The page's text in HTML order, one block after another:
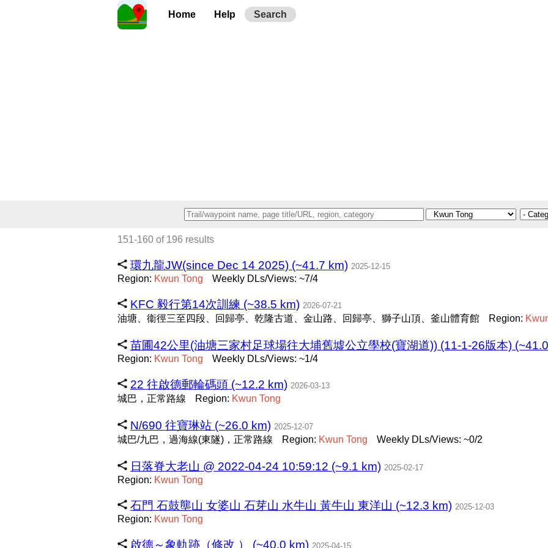
Home Help Search
151-160 of 196 results
環九龍JW(since Dec 14 2025) (~41.7 km) 2025-12-15
Region: Kwun Tong Weekly DLs/Views: ~7/4
KFC 毅行第14次訓練 (~38.5 km) 2026-07-21
油塘、衞徑三至四段、回歸亭、乾隆古道、金山路、回歸亭、獅子山頂、釜山體育館 Region:
苗圃42公里(油塘三家村足球場往大埔舊墟公立學校(寶湖道)) (11-1-26版本)
Region: Kwun Tong Weekly DLs/Views: ~1/4
22 往啟德郵輪碼頭 (~12.2 km) 2026-03-13
城巴，正常路線 Region: Kwun Tong
N/690 往寶琳站 (~26.0 km) 2025-12-07
城巴/九巴，過海線(東隧)，正常路線 Region: Kwun Tong Weekly DLs/Views: ~0/2
日落脊大老山 @ 2022-04-24 10:59:12 (~9.1 km) 2025-02-17
Region: Kwun Tong
石門 石鼓壟山 女婆山 石芽山 水牛山 黃牛山 東洋山 (~12.3 km) 2025-12-03
Region: Kwun Tong
啟德～象軌跡（修改 ） (~40.0 km) 2025-04-15